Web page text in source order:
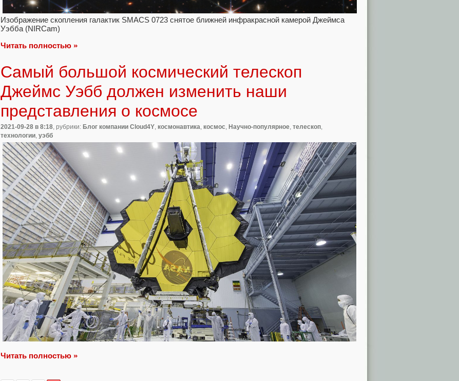
Изображение скопления галактик SMACS 0723 снятое ближней инфракрасной камерой Джеймса
Уэбба (NIRCam)
Читать полностью »
Самый большой космический телескоп
Джеймс Уэбб должен изменить наши
представления о космосе
2021-09-28 в 8:18 , рубрики: Блог компании Cloud4Y космонавтика космос Научно-популярное телескоп
технологии уэбб
Читать полностью »